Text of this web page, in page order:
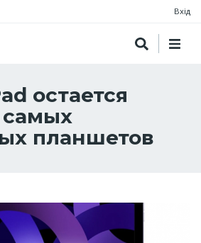
Вхід
остается
планшетов